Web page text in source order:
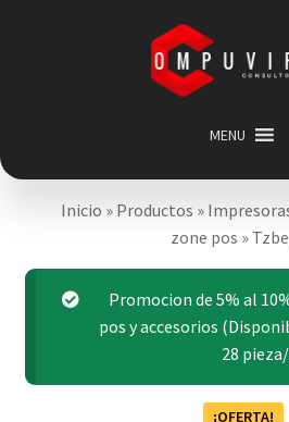
Saltar
navegación
contenido
MENU
Inicio
Carrito
Mi
Acerca
Inicio » Productos »
zone pos »
Promocion de 5% al
pos y accesorios
28
¡OFERTA!